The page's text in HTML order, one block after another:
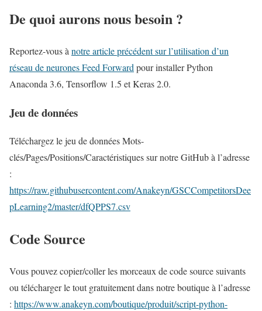
De quoi aurons nous besoin ?
Reportez-vous à notre article précédent sur l’utilisation d’un
réseau de neurones Feed Forward pour installer Python
Anaconda 3.6, Tensorflow 1.5 et Keras 2.0.
Jeu de données
Téléchargez le jeu de données Mots-
clés/Pages/Positions/Caractéristiques sur notre GitHub à l’adresse
:
https://raw.githubusercontent.com/Anakeyn/GSCCompetitorsDee
pLearning2/master/dfQPPS7.csv
Code Source
Vous pouvez copier/coller les morceaux de code source suivants
ou télécharger le tout gratuitement dans notre boutique à l’adresse
: https://www.anakeyn.com/boutique/produit/script-python-